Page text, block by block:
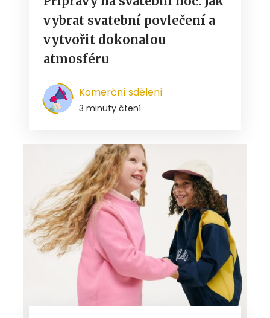
vybrat svatební povlečení a
vytvořit dokonalou
atmosféru
Komerční sdělení
3 minuty čtení